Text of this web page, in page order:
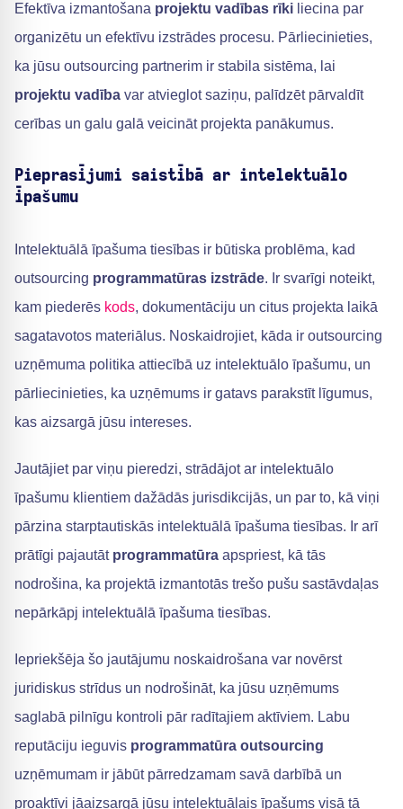
Efektīva izmantošana projektu vadības rīki liecina par
organizētu un efektīvu izstrādes procesu. Pārliecinieties,
ka jūsu outsourcing partnerim ir stabila sistēma, lai
projektu vadība var atvieglot saziņu, palīdzēt pārvaldīt
cerības un galu galā veicināt projekta panākumus.
Pieprasījumi saistībā ar intelektuālo
īpašumu
Intelektuālā īpašuma tiesības ir būtiska problēma, kad
outsourcing programmatūras izstrāde. Ir svarīgi noteikt,
kam piederēs kods, dokumentāciju un citus projekta laikā
sagatavotos materiālus. Noskaidrojiet, kāda ir outsourcing
uzņēmuma politika attiecībā uz intelektuālo īpašumu, un
pārliecinieties, ka uzņēmums ir gatavs parakstīt līgumus,
kas aizsargā jūsu intereses.
Jautājiet par viņu pieredzi, strādājot ar intelektuālo
īpašumu klientiem dažādās jurisdikcijās, un par to, kā viņi
pārzina starptautiskās intelektuālā īpašuma tiesības. Ir arī
prātīgi pajautāt programmatūra apspriest, kā tās
nodrošina, ka projektā izmantotās trešo pušu sastāvdaļas
nepārkāpj intelektuālā īpašuma tiesības.
Iepriekšēja šo jautājumu noskaidrošana var novērst
juridiskus strīdus un nodrošināt, ka jūsu uzņēmums
saglabā pilnīgu kontroli pār radītajiem aktīviem. Labu
reputāciju ieguvis programmatūra outsourcing
uzņēmumam ir jābūt pārredzamam savā darbībā un
proaktīvi jāaizsargā jūsu intelektuālais īpašums visā tā